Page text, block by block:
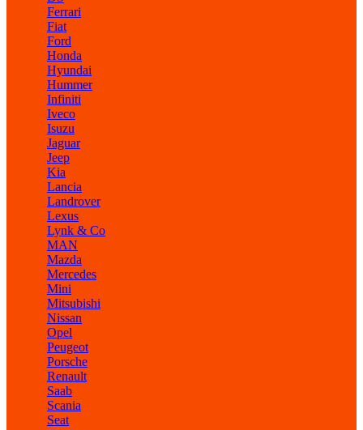
Ferrari
Fiat
Ford
Honda
Hyundai
Hummer
Infiniti
Iveco
Isuzu
Jaguar
Jeep
Kia
Lancia
Landrover
Lexus
Lynk & Co
MAN
Mazda
Mercedes
Mini
Mitsubishi
Nissan
Opel
Peugeot
Porsche
Renault
Saab
Scania
Seat